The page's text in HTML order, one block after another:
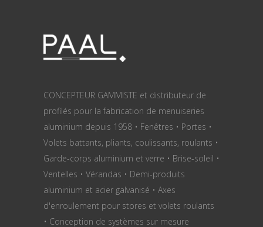
CONCEPTEUR GAMMISTE et distributeur de
profilés pour la fabrication de menuiseries
aluminium depuis 1958 • Fenêtres • Portes •
Volets battants, pliants, coulissants, roulants •
Garde-corps aluminium et verre • Brise-soleil •
Ventelles • Vérandas • Demi-produits
aluminium et acier galvanisé • Axes
d'enroulement pour stores et volets roulants
• Conception de systèmes sur mesure